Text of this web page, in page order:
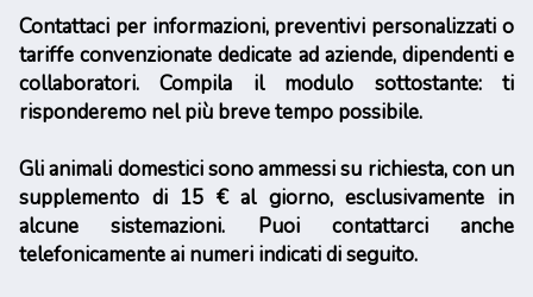
Contattaci per informazioni, preventivi personalizzati o
tariffe convenzionate dedicate ad aziende, dipendenti e
collaboratori. Compila il modulo sottostante: ti
risponderemo nel più breve tempo possibile.
Gli animali domestici sono ammessi su richiesta, con un
supplemento di 15 € al giorno, esclusivamente in
alcune sistemazioni. Puoi contattarci anche
telefonicamente ai numeri indicati di seguito.